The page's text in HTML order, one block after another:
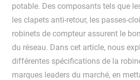
potable. Des composants tels que
les clapets anti-retour, les passes-
robinets de compteur assurent le
du réseau. Dans cet article, nous
différentes spécifications de la
marques leaders du marché, en